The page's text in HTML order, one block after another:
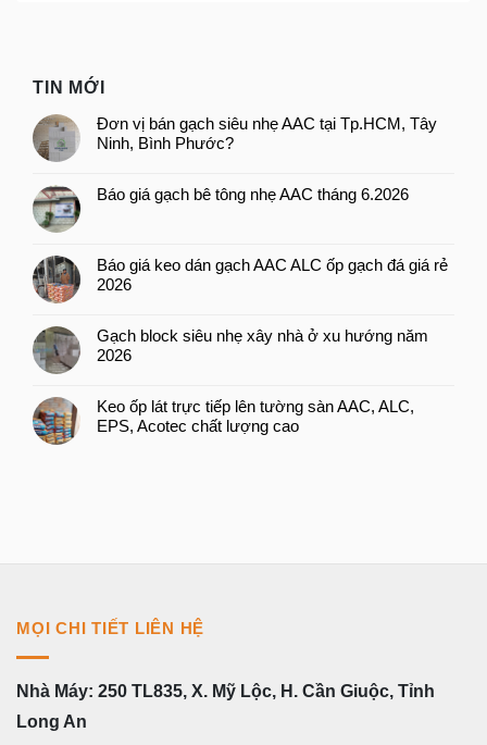
TIN MỚI
Đơn vị bán gạch siêu nhẹ AAC tại Tp.HCM, Tây
Ninh, Bình Phước?
Báo giá gạch bê tông nhẹ AAC tháng 6.2026
Báo giá keo dán gạch AAC ALC ốp gạch đá giá rẻ
2026
Gạch block siêu nhẹ xây nhà ở xu hướng năm
2026
Keo ốp lát trực tiếp lên tường sàn AAC, ALC,
EPS, Acotec chất lượng cao
MỌI CHI TIẾT LIÊN HỆ
Nhà Máy: 250 TL835, X. Mỹ Lộc, H. Cần Giuộc, Tỉnh
Long An